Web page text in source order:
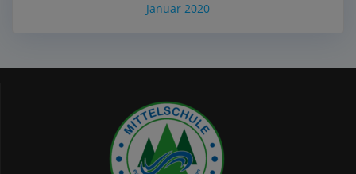
Januar 2020